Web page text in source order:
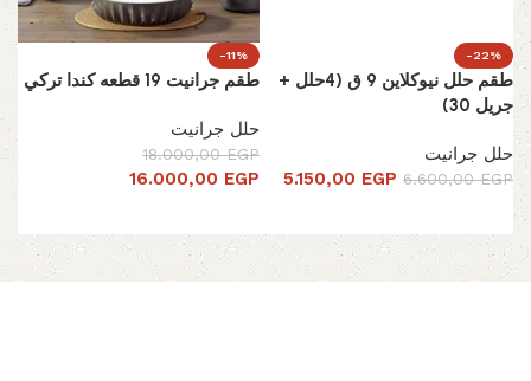
-22%
طقم حلل نيوكلاين 9 ق (4حلل +
جريل 30)
حلل جرانيت
6.600,00EGP
5.150,00 EGP
-11%
طقم جرانيت 19 قطعه كندا تركي
حلل جرانيت
18.000,00EGP
16.000,00 EGP